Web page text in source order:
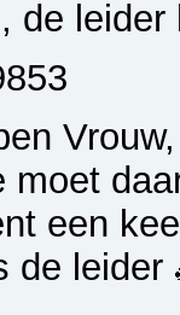
de leider
moet
een
de leider